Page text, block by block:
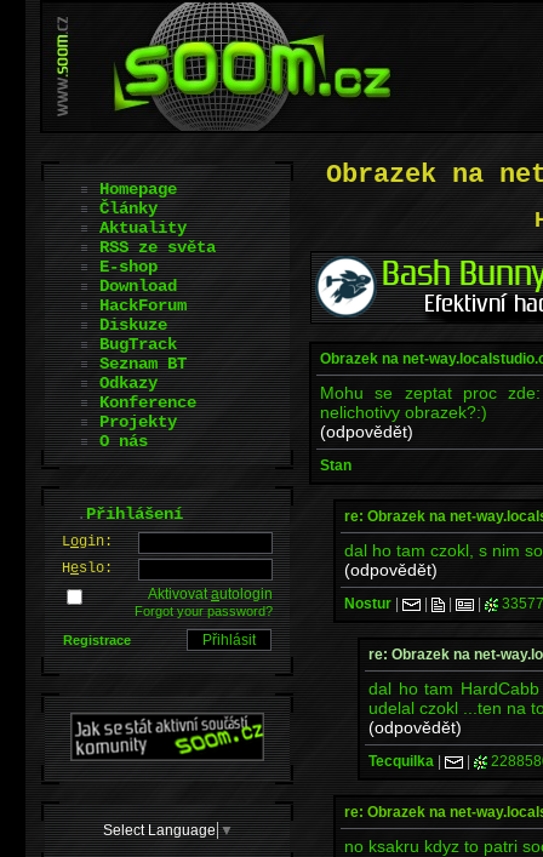
Obrazek na
Obrazek na net-
Mohu se zeptat proc
nelichotivy obrazek?:)
(odpovědět)
Stan
re: Obrazek na net-
dal ho tam czokl, s nim
(odpovědět)
Nostur | | | |
re: Obrazek na net-
dal ho tam
udelal czokl ...ten na
(odpovědět)
Tecquilka | |
re: Obrazek na net-
no ksakru kdyz to patri
Homepage
Články
Aktuality
RSS ze světa
E-shop
Download
HackForum
Diskuze
BugTrack
Seznam BT
Odkazy
Konference
Projekty
O nás
.Přihlášení
Login:
Heslo:
Aktivovatautologin
Forgot your password?
Registrace
Select Language ▼